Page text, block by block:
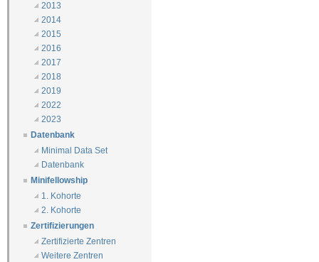
2013
2014
2015
2016
2017
2018
2019
2022
2023
Datenbank
Minimal Data Set
Datenbank
Minifellowship
1. Kohorte
2. Kohorte
Zertifizierungen
Zertifizierte Zentren
Weitere Zentren